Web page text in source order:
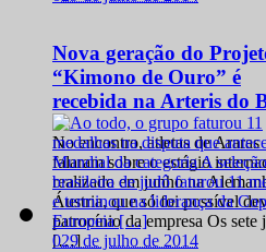
Nova geração do
“Kimono de Ouro” é
recebida na Arteris do
No encontro, atletas de Araras
falaram sobre o estágio
realizado em junho na
Áustria, que só foi possível
patrocínio da empresa Os sete
[…]
029 de julho de 2014